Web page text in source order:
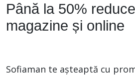
Până la 50%
magazine și online
Sofiaman te așteaptă cu